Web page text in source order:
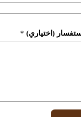
(اختياري) *